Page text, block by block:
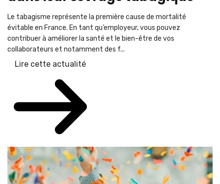
Le tabagisme représente la première cause de mortalité
évitable en France. En tant qu’employeur, vous pouvez
contribuer à améliorer la santé et le bien-être de vos
collaborateurs et notamment des f...
Lire cette actualité